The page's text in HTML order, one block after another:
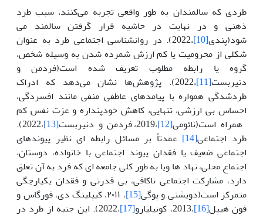
طردی که سالمندان به طور واقعی تجربه می‌کنند، سبب طرد
ذهنی و در نهایت در حاشیه قرار گرفتن سالمند می
شود(پندی[10]
،2022). در روانشناسی اجتماعی طرد به عنوان
شکلی از محرومیت یا کم ارزش شمرده شدن به وسیله شخص،
گروه یا رابطه مطلوب تعریف شده است(فردمن و
دنیربست[11]
،2022). پژوهش‌ها نشان می‌دهد که ادراک
طردشدگی همواره با پیامدهای عاطفی منفی مانند افسردگی،
احساس بی ارزشی، تنهایی، کاهش خودپنداره و عزت نفس کم
همراه است(نائومی[12] ،2019، فردمن و دنیربست [13]
،2022).
طرد اجتماعی[14]
عمدتاً بر مسائل رابطه ای نظیر پیوندهای
اجتماعی ضعیف یا فقدان پیوند اجتماعی با خانواده، دوستان،
اجتماع محلی، نهاد ها ویا به طور کلی جامعه ای که فرد به آن تعلق
دارد، مشارکت اجتماعی ناکافی، بی قدرتی و فقدان یکپارچگی
متمرکز است(دویشنی و پوگی[15]
، ۲۰۱۱، کیپلینگ دی، فورگاس و
فون هیپل[16] ،2013، کونیلیارو [17]
،2022). این جنبه از طرد در